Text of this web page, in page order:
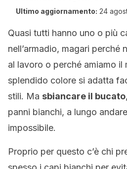
Ultimo aggiornamento: 24
Quasi tutti hanno uno o più
nell’armadio, magari perché
al lavoro o perché amiamo il
splendido colore si adatta
stili. Ma sbiancare il bucato
panni bianchi, a lungo
impossibile.
Proprio per questo c’è chi